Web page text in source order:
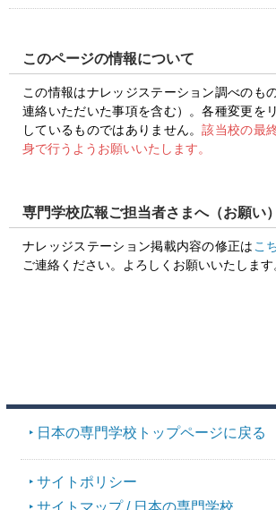
このページの情報について
この情報はナレッジステーション調べのも
連絡いただいた事項を含む）。各種変更を
しているものではありません。該当校の最
身で行うようお願いいたします。
専門学校広報ご担当者さまへ（お願い）
ナレッジステーション掲載内容の修正はこ
ご連絡ください。よろしくお願いいたします
日本の専門学校トップページに戻る
サイトポリシー